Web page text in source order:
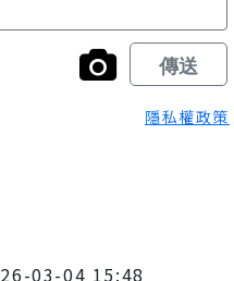
隱私權政策
03-04 15:48